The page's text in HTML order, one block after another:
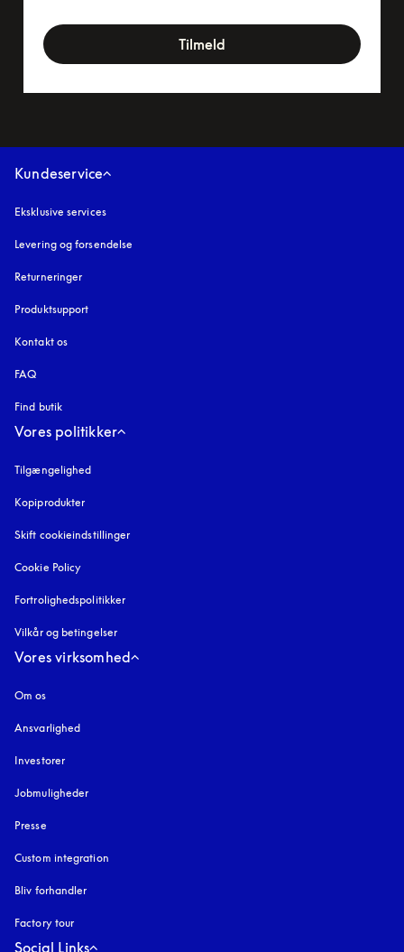
Tilmeld
Kundeservice
Eksklusive services
Levering og forsendelse
Returneringer
Produktsupport
Kontakt os
FAQ
Find butik
Vores politikker
Tilgængelighed
Kopiprodukter
Skift cookieindstillinger
Cookie Policy
Fortrolighedspolitikker
Vilkår og betingelser
Vores virksomhed
Om os
Ansvarlighed
Investorer
Jobmuligheder
Presse
Custom integration
Bliv forhandler
Factory tour
Social Links